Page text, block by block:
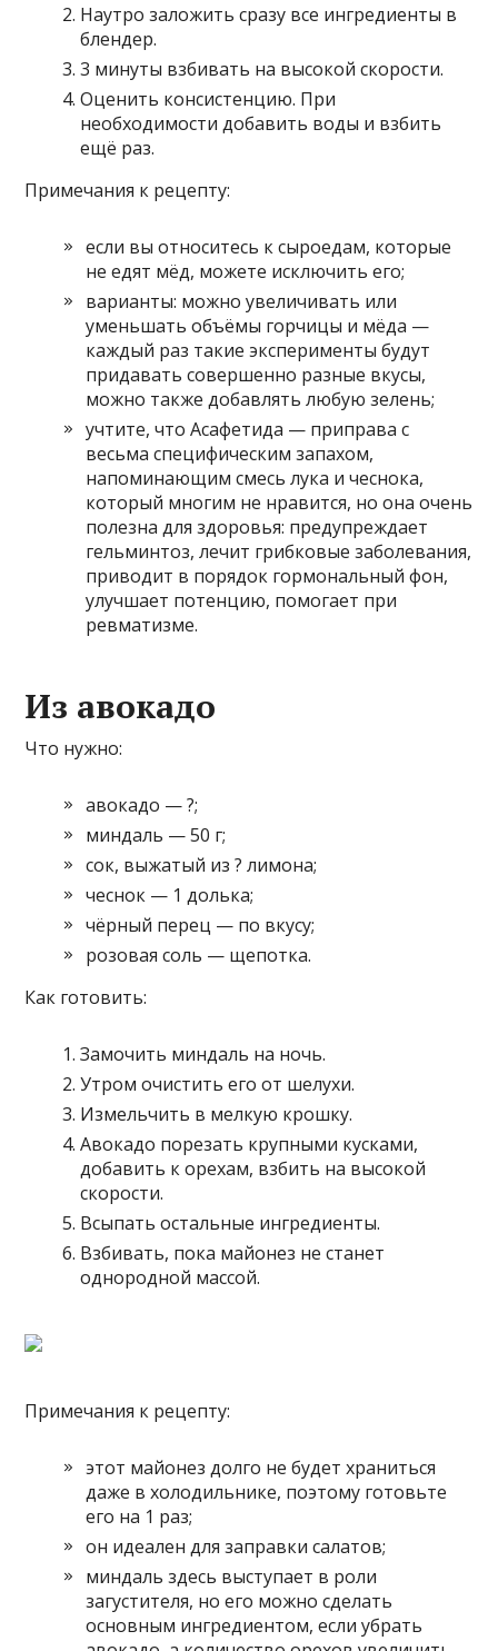
Наутро заложить сразу все ингредиенты в
блендер.
3 минуты взбивать на высокой скорости.
Оценить консистенцию. При
необходимости добавить воды и взбить
ещё раз.
Примечания к рецепту:
если вы относитесь к сыроедам, которые
не едят мёд, можете исключить его;
варианты: можно увеличивать или
уменьшать объёмы горчицы и мёда —
каждый раз такие эксперименты будут
придавать совершенно разные вкусы,
можно также добавлять любую зелень;
учтите, что Асафетида — приправа с
весьма специфическим запахом,
напоминающим смесь лука и чеснока,
который многим не нравится, но она очень
полезна для здоровья: предупреждает
гельминтоз, лечит грибковые заболевания,
приводит в порядок гормональный фон,
улучшает потенцию, помогает при
ревматизме.
Из авокадо
Что нужно:
авокадо — ?;
миндаль — 50 г;
сок, выжатый из ? лимона;
чеснок — 1 долька;
чёрный перец — по вкусу;
розовая соль — щепотка.
Как готовить:
Замочить миндаль на ночь.
Утром очистить его от шелухи.
Измельчить в мелкую крошку.
Авокадо порезать крупными кусками,
добавить к орехам, взбить на высокой
скорости.
Всыпать остальные ингредиенты.
Взбивать, пока майонез не станет
однородной массой.
Примечания к рецепту:
этот майонез долго не будет храниться
даже в холодильнике, поэтому готовьте
его на 1 раз;
он идеален для заправки салатов;
миндаль здесь выступает в роли
загустителя, но его можно сделать
основным ингредиентом, если убрать